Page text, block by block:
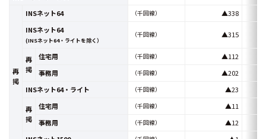
再
掲
INSネット64 （千回線）
▲338
INSネット64
(INSネット64・ライトを除く）
（千回線） ▲315
再
掲
住宅用 （千回線）
▲112
事務用
（千回線）
▲202
INSネット64・ライト
（千回線） ▲23
再
掲
住宅用 （千回線）
▲11
事務用
（千回線）
▲12